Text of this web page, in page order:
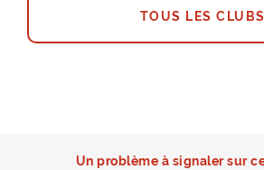
TOUS LES CLUBS
Un problème à signaler sur